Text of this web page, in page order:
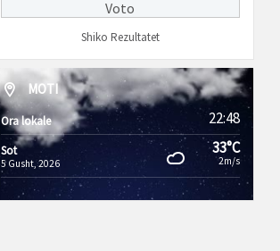
Shiko Rezultatet
MOTI
Ora lokale 22:48
Sot
5 Gusht, 2026
33°C
2m/s